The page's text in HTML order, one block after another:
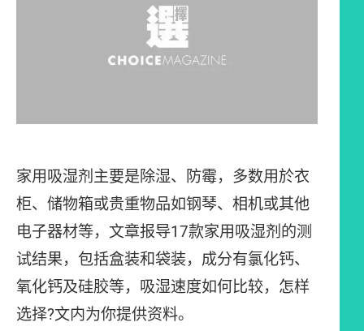
家用吸湿剂主要是除湿、防霉，多数用於衣
柜、储物箱或贵重物品如钢琴、相机或其他
电子器材等，文章报导17款家用吸湿剂的测
试结果，包括盒装和袋装，成分有氯化钙、
氧化钙及硅胶等，吸湿速度如何比较，怎样
选择?文内为你提供资料。